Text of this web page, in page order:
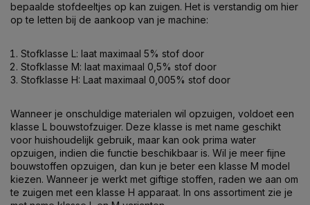
bepaalde stofdeeltjes op kan zuigen. Het is verstandig om hier
op te letten bij de aankoop van je machine:
Stofklasse L: laat maximaal 5% stof door
Stofklasse M: laat maximaal 0,5% stof door
Stofklasse H: Laat maximaal 0,005% stof door
Wanneer je onschuldige materialen wil opzuigen, voldoet een
klasse L bouwstofzuiger. Deze klasse is met name geschikt
voor huishoudelijk gebruik, maar kan ook prima water
opzuigen, indien die functie beschikbaar is. Wil je meer fijne
bouwstoffen opzuigen, dan kun je beter een klasse M model
kiezen. Wanneer je werkt met giftige stoffen, raden we aan om
te zuigen met een klasse H apparaat. In ons assortiment zie je